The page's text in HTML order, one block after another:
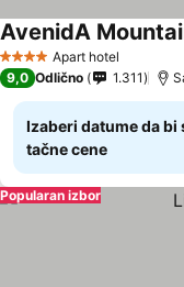
4 ZvezdiceApart hotel
AvenidA
9,0 Odlično 1.311
Izaberi datume da bi
tačne cene
Popularan izbor